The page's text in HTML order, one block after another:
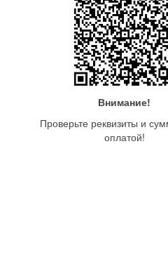
Внимание!
Проверьте реквизиты и
оплатой!